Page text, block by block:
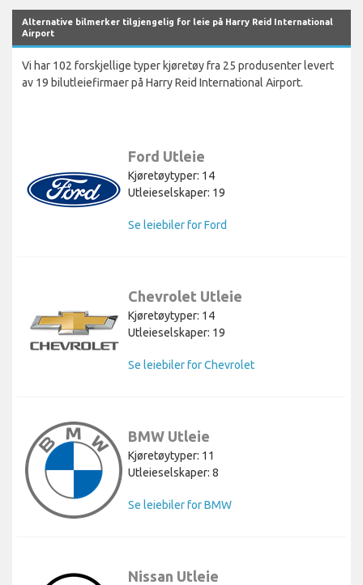
Alternative bilmerker tilgjengelig for leie på Harry Reid International
Airport
Vi har 102 forskjellige typer kjøretøy fra 25 produsenter levert
av 19 bilutleiefirmaer på Harry Reid International Airport.
Ford Utleie
Kjøretøytyper: 14
Utleieselskaper: 19
Se leiebiler for Ford
Chevrolet Utleie
Kjøretøytyper: 14
Utleieselskaper: 19
Se leiebiler for Chevrolet
BMW Utleie
Kjøretøytyper: 11
Utleieselskaper: 8
Se leiebiler for BMW
Nissan Utleie